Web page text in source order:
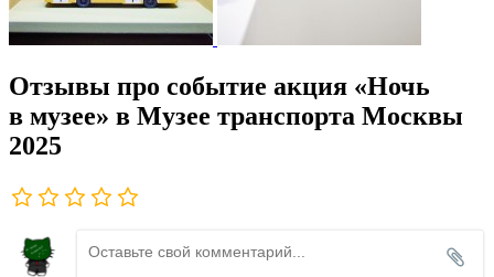
Отзывы про событие акция «Ночь
в музее» в Музее транспорта Москвы
2025